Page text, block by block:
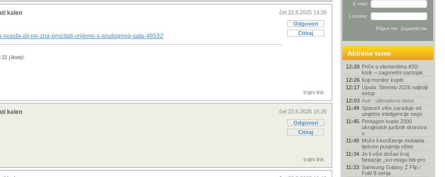
čet 22.5.2025 14:26
Odgovori
Citiraj
kalen
svasta-ali-ne-zna-procitati-vrijeme-s-analognog-sata-48532
(Ante).
trajni link
čet 22.5.2025 15:26
Odgovori
Citiraj
kalen
trajni link
E-mail:
Lozinka:
Aktivne teme
12:28 Priče o elementima #30:
kisik – zagonetni sastojak
12:26 Koji monitor kupiti
12:17 Uputa: Stremio 2026 najbolji
setup
12:03 Auti - ultimativna tema
11:49 SpaceX više zarađuje od
umjetne inteligencije nego
11:45 Pentagon kupio 2000
ukrajinskih jurišnih dronova
u
11:40 Može li korištenje mobitela
tijekom punjenja oštet
11:34 Je li više došao kraj
fantazije „svi-mogu-biti-pro
11:33 Samsung Galaxy Z Flip /
Fold 8 serija